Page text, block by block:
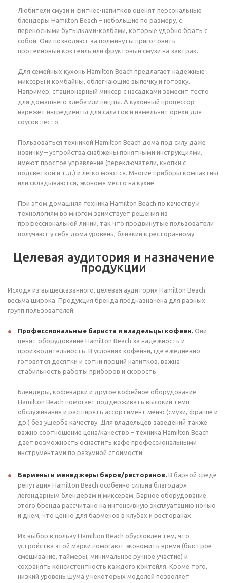
Любители смузи и фитнес-напитков оценят персональные
блендеры Hamilton Beach – небольшие по размеру, с
переносными бутылками-колбами, которые удобно брать с
собой. Они позволяют за полминуты приготовить
протеиновый коктейль или фруктовый смузи на завтрак.
Для семейных кухонь Hamilton Beach предлагает надежные
миксеры и комбайны, облегчающие выпечку и готовку.
Например, стационарный миксер с насадками замесит тесто
для домашнего хлеба или пиццы. А кухонный процессор
нарежет ингредиенты для салатов и измельчит орехи для
соусов песто.
Пользоваться техникой Hamilton Beach дома под силу даже
новичку – устройства снабжены понятными инструкциями,
имеют простое управление (переключатели, кнопки с
подсветкой и т.д.) и легко моются. Многие приборы компактны
или складываются, экономя место на кухне.
При этом домашняя техника Hamilton Beach по качеству и
технологиям во многом заимствует решения из
профессиональной линии, так что продвинутые пользователи
получают у себя дома уровень, близкий к ресторанному.
Целевая аудитория и назначение
продукции
Исходя из вышесказанного, целевая аудитория Hamilton Beach
весьма широка. Продукция бренда предназначена для разных
групп пользователей:
Профессиональные бариста и владельцы кофеен. Они
ценят оборудование Hamilton Beach за надежность и
производительность. В условиях кофейни, где ежедневно
готовятся десятки и сотни порций напитков, важна
стабильность работы приборов и скорость.
Блендеры, кофеварки и другое кофейное оборудование
Hamilton Beach помогает поддерживать высокий темп
обслуживания и расширять ассортимент меню (смузи, фраппе и
др.) без ущерба качеству. Для владельцев заведений также
важно соотношение цена/качество – техника Hamilton Beach
дает возможность оснастить кафе профессиональными
инструментами по разумной стоимости.
Бармены и менеджеры баров/ресторанов. В барной среде
репутация Hamilton Beach особенно сильна благодаря
легендарным блендерам и миксерам. Барное оборудование
этого бренда рассчитано на интенсивную эксплуатацию ночью
и днем, что ценно для барменов в клубах и ресторанах.
Их выбор в пользу Hamilton Beach обусловлен тем, что
устройства этой марки помогают экономить время (быстрое
смешивание, таймеры, минимальное ручное участие) и
сохранять консистентность каждого коктейля. Кроме того,
низкий уровень шума у некоторых моделей позволяет